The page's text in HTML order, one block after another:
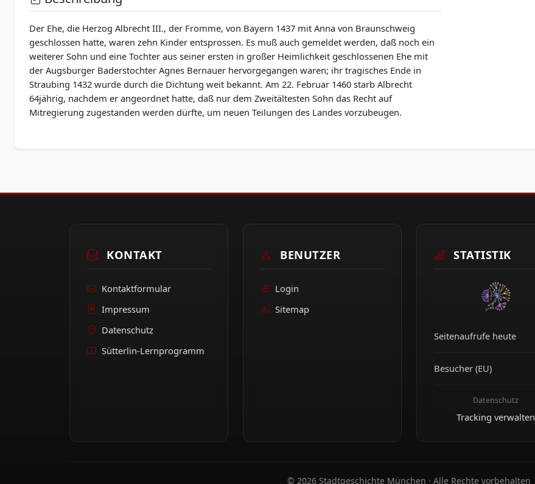
Der Ehe, die Herzog Albrecht III., der Fromme, von Bayern 1437 mit Anna von Braunschweig
geschlossen hatte, waren zehn Kinder entsprossen. Es muß auch gemeldet werden, daß noch ein
weiterer Sohn und eine Tochter aus seiner ersten in großer Heimlichkeit geschlossenen Ehe mit
der Augsburger Baderstochter Agnes Bernauer hervorgegangen waren; ihr tragisches Ende in
Straubing 1432 wurde durch die Dichtung weit bekannt. Am 22. Februar 1460 starb Albrecht
64jährig, nachdem er angeordnet hatte, daß nur dem Zweitältesten Sohn das Recht auf
Mitregierung zugestanden werden dürfte, um neuen Teilungen des Landes vorzubeugen.
KONTAKT
Kontaktformular
Impressum
Datenschutz
Sütterlin-Lernprogramm
BENUTZER
Login
Sitemap
STATISTIK
Seitenaufrufe heute
Besucher (EU)
Datenschutz
Tracking verwalten
© 2026 Stadtgeschichte München · Alle Rechte vorbehalten